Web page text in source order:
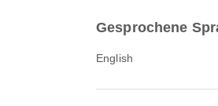
Gesprochene
English